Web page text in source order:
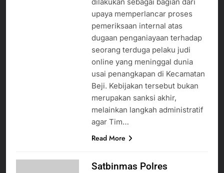
upaya memperlancar proses
pemeriksaan internal atas
dugaan penganiayaan terhadap
seorang terduga pelaku judi
online yang meninggal dunia
usai penangkapan di Kecamatan
Beji. Kebijakan tersebut bukan
merupakan sanksi akhir,
melainkan langkah administratif
agar Tim…
Read More
Satbinmas Polres